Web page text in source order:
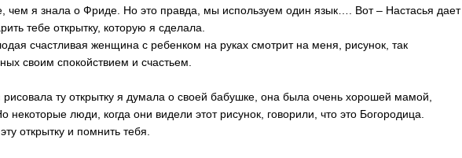
чем я знала о Фриде. Но это правда, мы используем один язык…. Вот – Настасья дает
тебе открытку, которую я сделала.
счастливая женщина с ребенком на руках смотрит на меня, рисунок, так
своим спокойствием и счастьем.
ту открытку я думала о своей бабушке, она была очень хорошей мамой,
люди, когда они видели этот рисунок, говорили, что это Богородица.
открытку и помнить тебя.